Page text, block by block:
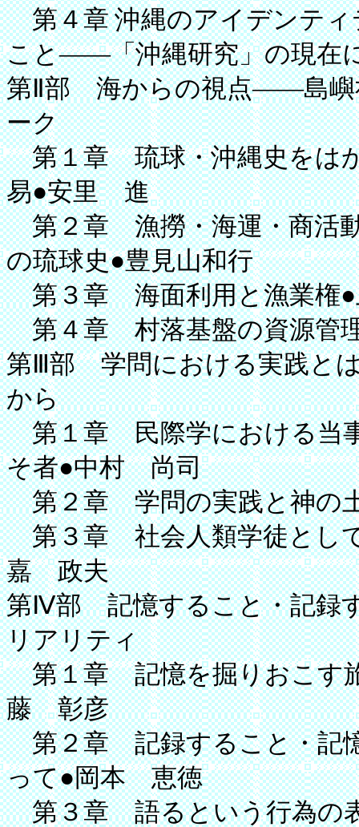
第４章 沖縄のアイデンティ
こと――「沖縄研究」の現在
第Ⅱ部 海からの視点――島嶼
ーク
第１章 琉球・沖縄史をは
易●安里 進
第２章 漁撈・海運・商活
の琉球史●豊見山和行
第３章 海面利用と漁業権●
第４章 村落基盤の資源管
第Ⅲ部 学問における実践と
から
第１章 民際学における当
そ者●中村 尚司
第２章 学問の実践と神の
第３章 社会人類学徒とし
嘉 政夫
第Ⅳ部 記憶すること・記録
リアリティ
第１章 記憶を掘りおこす
藤 彰彦
第２章 記録すること・記
って●岡本 恵徳
第３章 語るという行為の